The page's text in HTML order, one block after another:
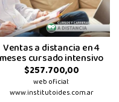
Ventas a distancia en 4
meses cursado intensivo
$257.700,00
web oficial:
www.institutoides.com.ar